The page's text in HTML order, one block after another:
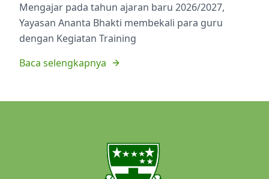
Mengajar pada tahun ajaran baru 2026/2027,
Yayasan Ananta Bhakti membekali para guru
dengan Kegiatan Training
Baca selengkapnya